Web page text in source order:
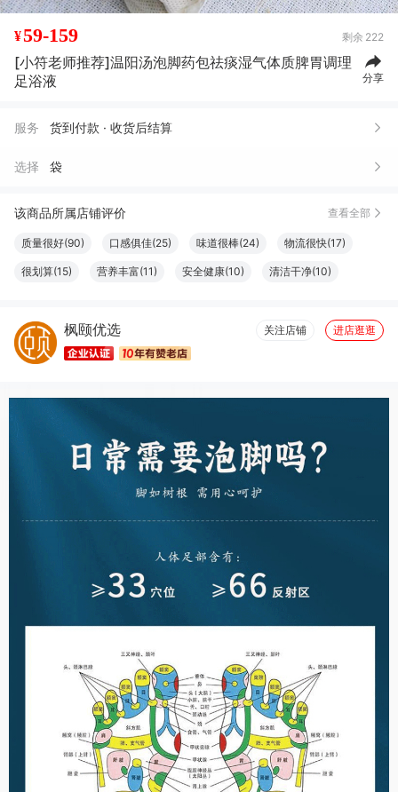
¥59-159 剩余 222
[小符老师推荐]温阳汤泡脚药包祛痰湿气体质脾胃调理
足浴液
分享
服务 货到付款 · 收货后结算
选择 袋
该商品所属店铺评价 查看全部
质量很好(90) 口感俱佳(25) 味道很棒(24) 物流很快(17)
很划算(15) 营养丰富(11) 安全健康(10) 清洁干净(10)
很舒服(6) 包装很好(6)
枫颐优选 关注店铺 进店逛逛